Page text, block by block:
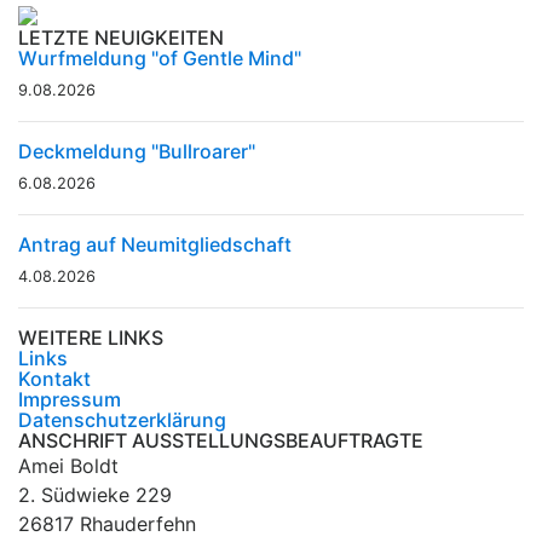
LETZTE NEUIGKEITEN
Wurfmeldung "of Gentle Mind"
9.08.2026
Deckmeldung "Bullroarer"
6.08.2026
Antrag auf Neumitgliedschaft
4.08.2026
WEITERE LINKS
Links
Kontakt
Impressum
Datenschutzerklärung
ANSCHRIFT AUSSTELLUNGSBEAUFTRAGTE
Amei Boldt
2. Südwieke 229
26817 Rhauderfehn